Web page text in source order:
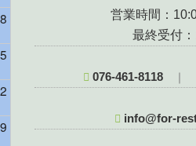
8
営業時間：
最終受付
076-461-8118 ｜
info@for-